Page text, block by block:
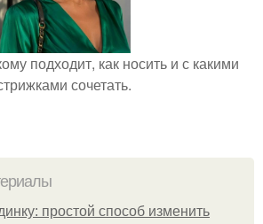
подходит, как носить и с какими
сочетать.
простой способ изменить